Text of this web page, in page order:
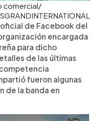
comercial/
de Facebook del
encargada
para dicho
de las últimas
fueron algunas
de la banda en